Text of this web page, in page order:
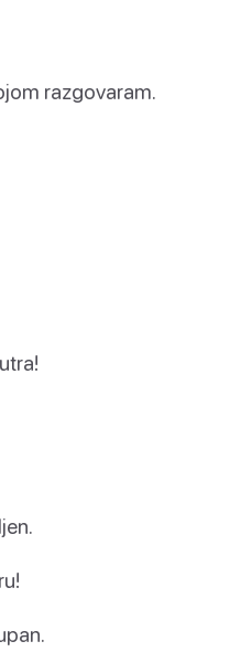
razgovaram.